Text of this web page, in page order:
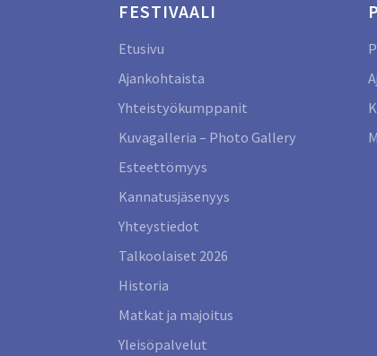
FESTIVAALI
Etusivu
Ajankohtaista
Yhteistyökumppanit
Kuvagalleria – Photo Gallery
Esteettömyys
Kannatusjäsenyys
Yhteystiedot
Talkoolaiset 2026
Historia
Matkat ja majoitus
Yleisöpalvelut